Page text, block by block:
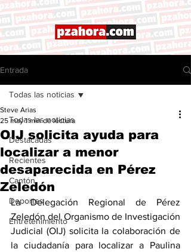
Entrada
Todas las noticias
Destacadas
Recientes
Cantón
Deportes
Entretenimiento
Todas las noticias
OIJ solicita ayuda para
localizar a menor
desaparecida en Pérez
Zeledón
Steve Arias
25 may 1 min de lectura
La Delegación Regional de Pérez
Zeledón del Organismo de Investigación
Judicial (OIJ) solicita la colaboración de
la ciudadanía para localizar a Paulina